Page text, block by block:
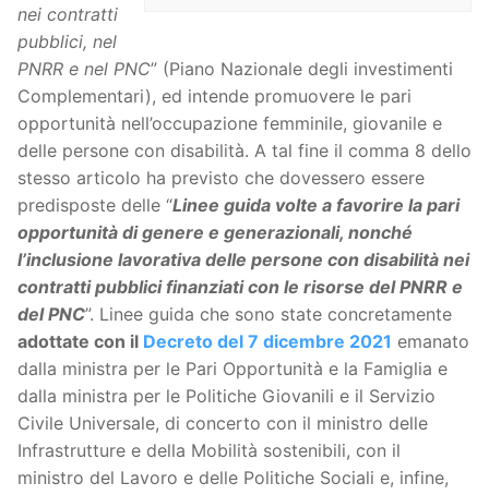
nei contratti
pubblici, nel
PNRR e nel PNC” (Piano Nazionale degli investimenti
Complementari), ed intende promuovere le pari
opportunità nell’occupazione femminile, giovanile e
delle persone con disabilità. A tal fine il comma 8 dello
stesso articolo ha previsto che dovessero essere
predisposte delle “Linee guida volte a favorire la pari
opportunità di genere e generazionali, nonché
l’inclusione lavorativa delle persone con disabilità nei
contratti pubblici finanziati con le risorse del PNRR e
del PNC”. Linee guida che sono state concretamente
adottate con il Decreto del 7 dicembre 2021 emanato
dalla ministra per le Pari Opportunità e la Famiglia e
dalla ministra per le Politiche Giovanili e il Servizio
Civile Universale, di concerto con il ministro delle
Infrastrutture e della Mobilità sostenibili, con il
ministro del Lavoro e delle Politiche Sociali e, infine,